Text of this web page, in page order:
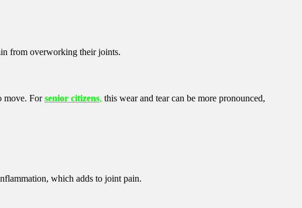
from overworking their joints.
move. Forsenior citizens, this wear and tear can be more pronounced,
which adds to joint pain.